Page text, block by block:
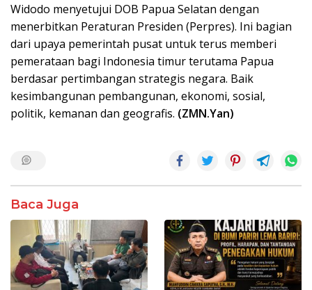
Widodo menyetujui DOB Papua Selatan dengan
menerbitkan Peraturan Presiden (Perpres). Ini bagian
dari upaya pemerintah pusat untuk terus memberi
pemerataan bagi Indonesia timur terutama Papua
berdasar pertimbangan strategis negara. Baik
kesimbangunan pembangunan, ekonomi, sosial,
politik, kemanan dan geografis. (ZMN.Yan)
Baca Juga